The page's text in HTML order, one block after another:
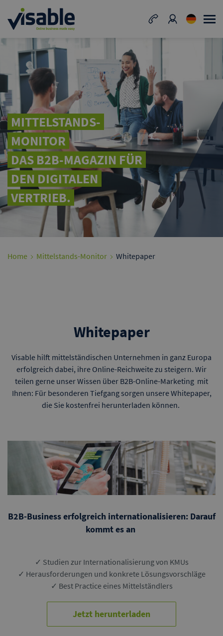
MITTELSTANDS-
MONITOR
DAS B2B-MAGAZIN FÜR
DEN DIGITALEN
VERTRIEB.
Home Mittelstands-Monitor Whitepaper
Whitepaper
Visable hilft mittelständischen Unternehmen in ganz Europa
erfolgreich dabei, ihre Online-Reichweite zu steigern. Wir
teilen gerne unser Wissen über B2B-Online-Marketing mit
Ihnen: Für besonderen Tiefgang sorgen unsere Whitepaper,
die Sie kostenfrei herunterladen können.
B2B-Business erfolgreich internationalisieren: Darauf
kommt es an
✓ Studien zur Internationalisierung von KMUs
✓ Herausforderungen und konkrete Lösungsvorschläge
✓ Best Practice eines Mittelständlers
Jetzt herunterladen